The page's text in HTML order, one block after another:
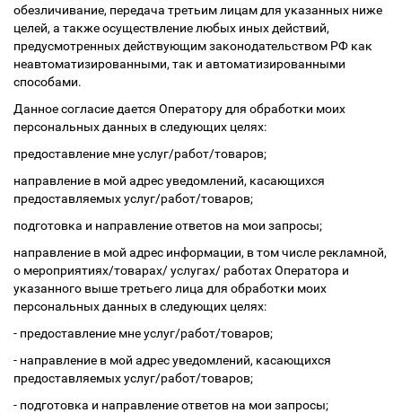
обезличивание, передача третьим лицам для указанных ниже
целей, а также осуществление любых иных действий,
предусмотренных действующим законодательством РФ как
неавтоматизированными, так и автоматизированными
способами.
Данное согласие дается Оператору для обработки моих
персональных данных в следующих целях:
предоставление мне услуг/работ/товаров;
направление в мой адрес уведомлений, касающихся
предоставляемых услуг/работ/товаров;
подготовка и направление ответов на мои запросы;
направление в мой адрес информации, в том числе рекламной,
о мероприятиях/товарах/ услугах/ работах Оператора и
указанного выше третьего лица для обработки моих
персональных данных в следующих целях:
- предоставление мне услуг/работ/товаров;
- направление в мой адрес уведомлений, касающихся
предоставляемых услуг/работ/товаров;
- подготовка и направление ответов на мои запросы;